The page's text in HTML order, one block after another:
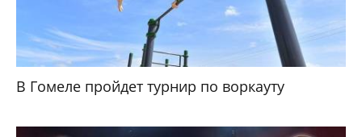
В Гомеле пройдет турнир по воркауту